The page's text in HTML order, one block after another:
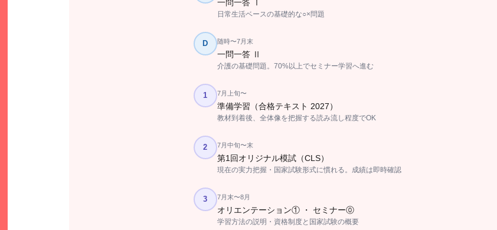
一問一答 Ⅰ
日常生活ベースの基礎的な○×問題
D 随時〜7月末
一問一答 Ⅱ
介護の基礎問題。70%以上でセミナー学習へ進む
1 7月上旬〜
準備学習（合格テキスト 2027）
教材到着後、全体像を把握する読み流し程度でOK
2 7月中旬〜末
第1回オリジナル模試（CLS）
現在の実力把握・国家試験形式に慣れる。成績は即時確認
3 7月末〜8月
オリエンテーション① ・ セミナー⓪
学習方法の説明・資格制度と国家試験の概要